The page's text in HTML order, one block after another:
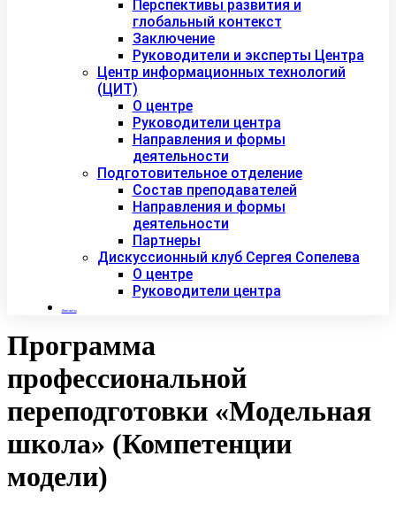
Перспективы развития и
глобальный контекст
Заключение
Руководители и эксперты Центра
Центр информационных технологий
(ЦИТ)
О центре
Руководители центра
Направления и формы
деятельности
Подготовительное отделение
Состав преподавателей
Направления и формы
деятельности
Партнеры
Дискуссионный клуб Сергея Сопелева
О центре
Руководители центра
Контакты
Программа
профессиональной
переподготовки «Модельная
школа» (Компетенции
модели)